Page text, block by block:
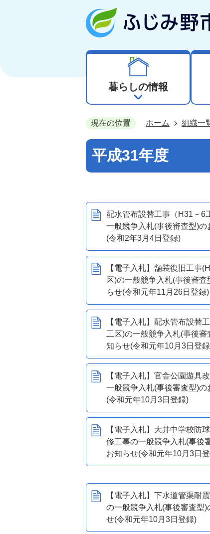
暮らしの情報
現在の位置 ホーム 組織一
平成31年度
配水管布設替工事（H31－6
一般競争入札(事後審査型)の
(令和2年3月4日登録)
【電子入札】舗装復旧工事
区)の一般競争入札(事後審査
らせ(令和元年11月26日登録)
【電子入札】配水管布設替
工区)の一般競争入札(事後審
知らせ(令和元年10月3日登
【電子入札】官舎公園遊具
一般競争入札(事後審査型)の
(令和元年10月3日登録)
【電子入札】大井中学校防
修工事の一般競争入札(事後
お知らせ(令和元年10月3日
【電子入札】下水道管渠耐
の一般競争入札(事後審査型)
せ(令和元年10月3日登録)